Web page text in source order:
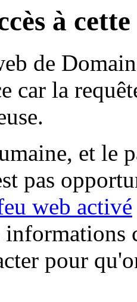
à
de
car la
et le
pas
web activé
informations
pour